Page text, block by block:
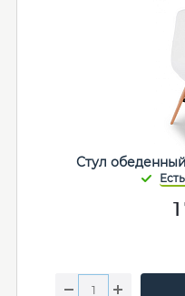
Стул